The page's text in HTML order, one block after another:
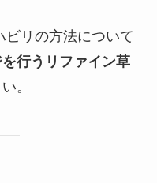
リの方法について
行うリファイン草
。